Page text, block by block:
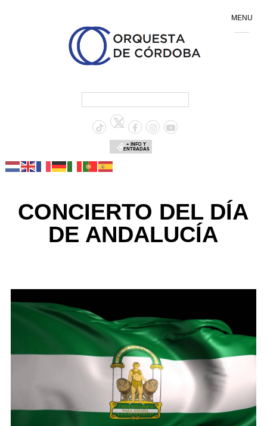
+ INFO Y
ENTRADAS
CONCIERTO DEL DÍA
DE ANDALUCÍA
MENU